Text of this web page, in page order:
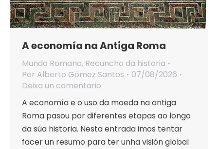
A economía na Antiga Roma
Mundo Romano, Recuncho da historia
Por Alberto Gómez Santos
07/08/2026
Deixa un comentario
A economía e o uso da moeda na antiga
Roma pasou por diferentes etapas ao longo
da súa historia. Nesta entrada imos tentar
facer un resumo para ter unha visión global